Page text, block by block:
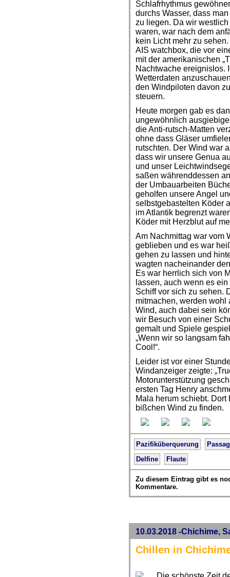
Schlafrhythmus
durchs Wasser, dass
zu liegen. Da wir
waren, war nach dem
kein Licht mehr zu
AIS watchbox, die vor
mit der amerikanischen
Nachtwache ereignislos.
Wetterdaten
den Windpiloten davon
steuern.
Heute morgen gab es
ungewöhnlich
die Anti-rutsch-Matten
ohne dass Gläser
rutschten. Der Wind war
dass wir unsere Genua
und unser
saßen währenddessen
der Umbauarbeiten
geholfen unsere Angel
selbstgebastelten Köder
im Atlantik begrenzt
Köder mit Herzblut auf
Am Nachmittag war vom
geblieben und es war
gehen zu lassen und
wagten nacheinander
Es war herrlich sich von
lassen, auch wenn es
Schiff vor sich zu sehen.
mitmachen, werden wohl
Wind, auch dabei sein
wir Besuch von einer
gemalt und Spiele
„Wenn wir so langsam
Cool!“.
Leider ist vor einer
Windanzeiger zeigte:
Motorunterstützung
ersten Tag Henry
Mala herum schiebt.
bißchen Wind zu finden.
Pazifiküberquerung
Delfine
Flaute
Zu diesem Eintrag gibt es
Kommentare.
10.03.2018 -Chichime,
Chillen in